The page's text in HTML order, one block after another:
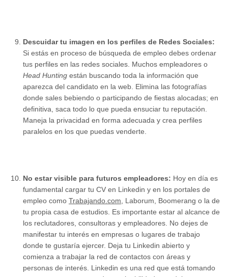
Descuidar tu imagen en los perfiles de Redes Sociales:
Si estás en proceso de búsqueda de empleo debes ordenar
tus perfiles en las redes sociales. Muchos empleadores o
Head Hunting están buscando toda la información que
aparezca del candidato en la web. Elimina las fotografías
donde sales bebiendo o participando de fiestas alocadas; en
definitiva, saca todo lo que pueda ensuciar tu reputación.
Maneja la privacidad en forma adecuada y crea perfiles
paralelos en los que puedas venderte.
No estar visible para futuros empleadores: Hoy en día es
fundamental cargar tu CV en Linkedin y en los portales de
empleo como Trabajando.com, Laborum, Boomerang o la de
tu propia casa de estudios. Es importante estar al alcance de
los reclutadores, consultoras y empleadores. No dejes de
manifestar tu interés en empresas o lugares de trabajo
donde te gustaría ejercer. Deja tu Linkedin abierto y
comienza a trabajar la red de contactos con áreas y
personas de interés. Linkedin es una red que está tomando